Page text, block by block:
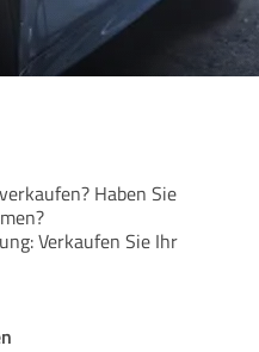
Haben Sie
Verkaufen Sie Ihr